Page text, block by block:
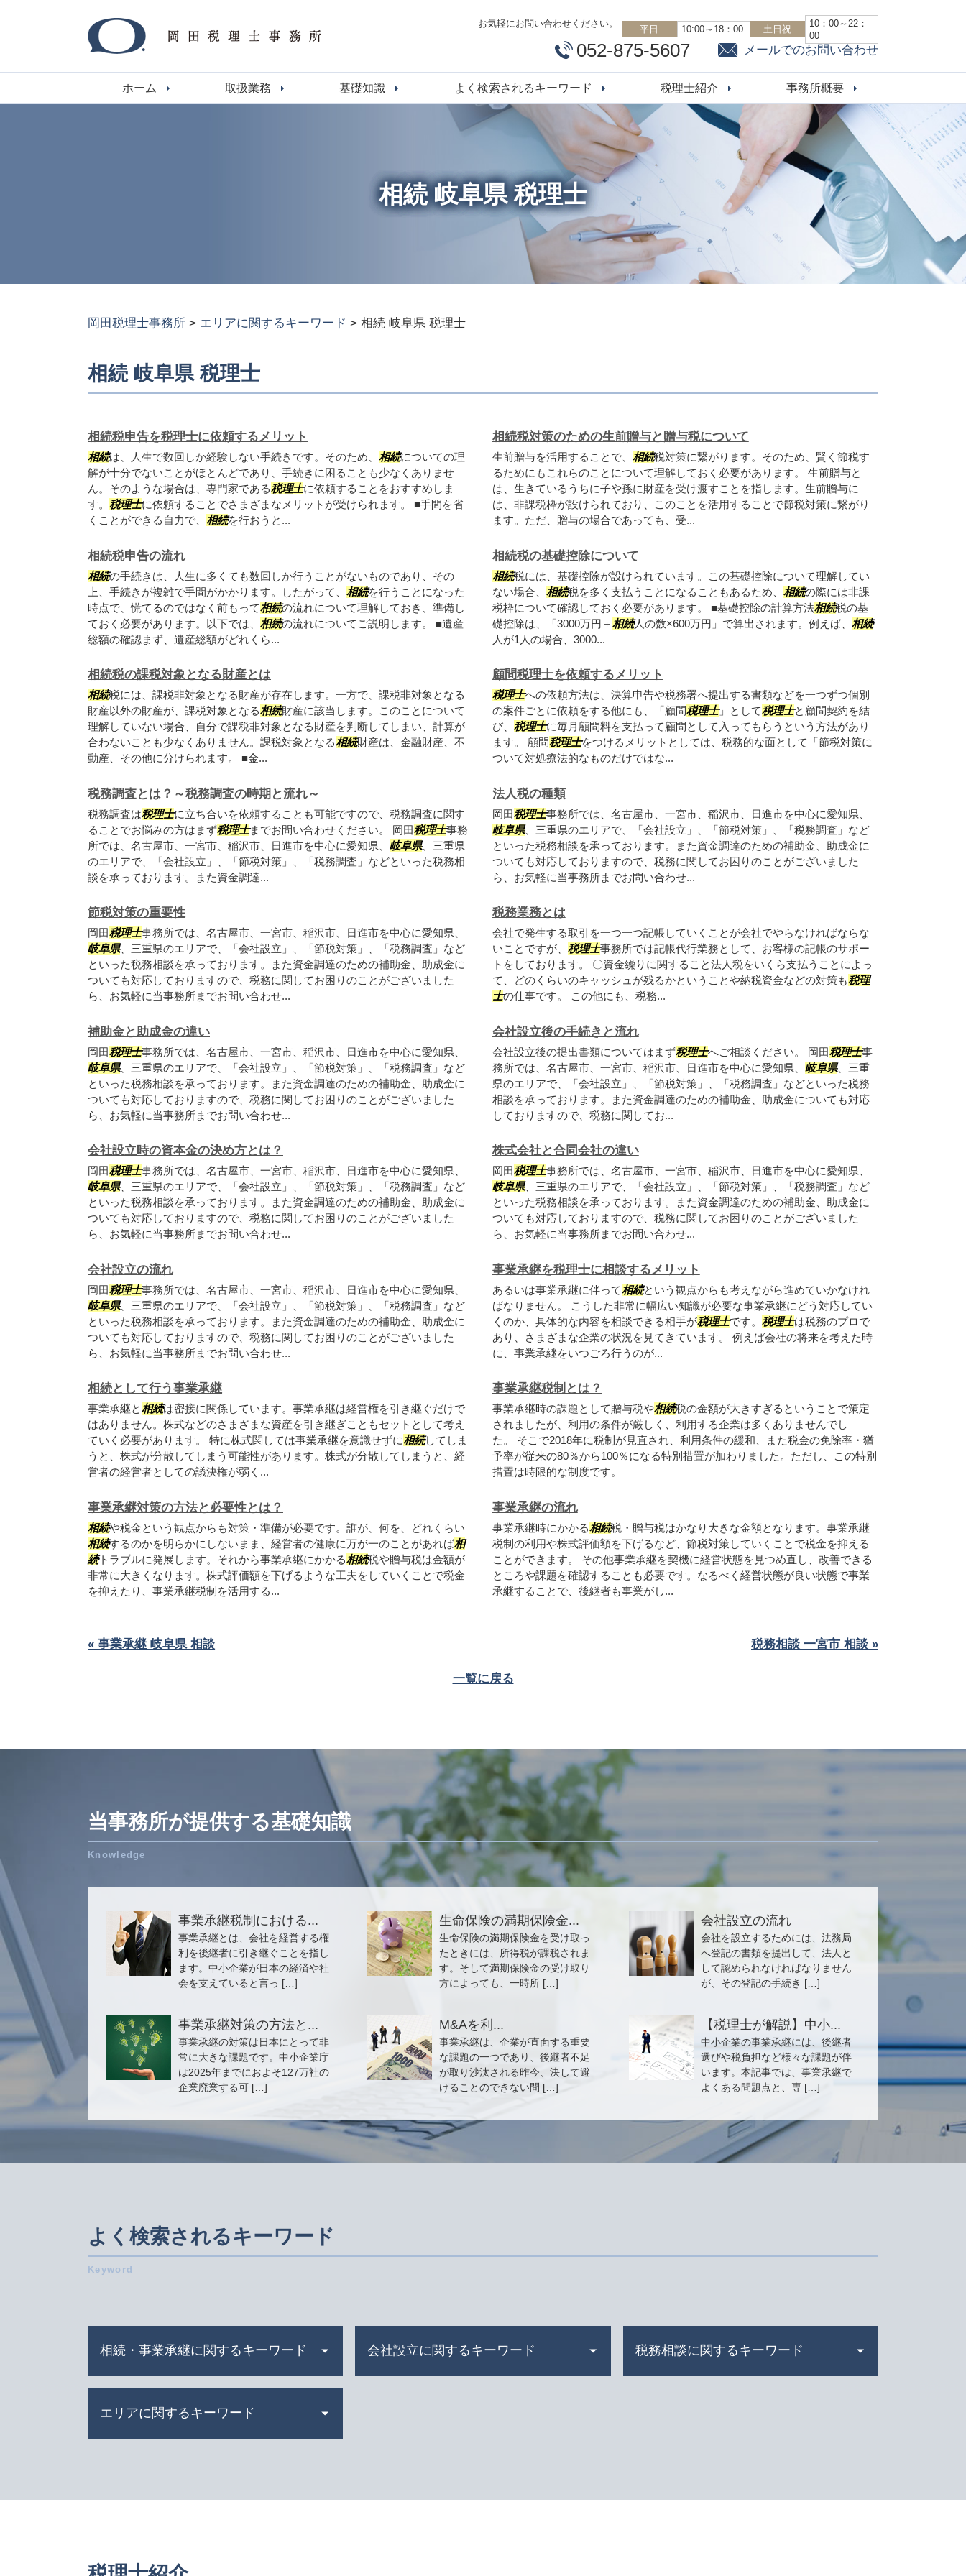
相続 岐阜県 税理士
お気軽にお問い合わせください。
平日 10:00～18：00 土日祝
10：00～22：
00
052-875-5607 メールでのお問い合わせ
ホーム 取扱業務 基礎知識 よく検索されるキーワード 税理士紹介 事務所概要
岡田税理士事務所 > エリアに関するキーワード > 相続 岐阜県 税理士
相続 岐阜県 税理士
相続税申告を税理士に依頼するメリット
相続は、人生で数回しか経験しない手続きです。そのため、 相続についての理
解が十分でないことがほとんどであり、手続きに困ることも少なくありませ
ん。そのような場合は、専門家である税理士に依頼することをおすすめしま
す。 税理士に依頼することでさまざまなメリットが受けられます。 ■手間を省
くことができる自力で、 相続を行おうと...
相続税対策のための生前贈与と贈与税について
生前贈与を活用することで、 相続税対策に繋がります。そのため、賢く節税す
るためにもこれらのことについて理解しておく必要があります。 生前贈与と
は、生きているうちに子や孫に財産を受け渡すことを指します。生前贈与に
は、非課税枠が設けられており、このことを活用することで節税対策に繋がり
ます。ただ、贈与の場合であっても、受...
相続税申告の流れ
相続の手続きは、人生に多くても数回しか行うことがないものであり、その
上、手続きが複雑で手間がかかります。したがって、 相続を行うことになった
時点で、慌てるのではなく前もって相続の流れについて理解しておき、準備し
ておく必要があります。以下では、 相続の流れについてご説明します。 ■遺産
総額の確認まず、遺産総額がどれくら...
相続税の基礎控除について
相続税には、基礎控除が設けられています。この基礎控除について理解してい
ない場合、 相続税を多く支払うことになることもあるため、 相続の際には非課
税枠について確認しておく必要があります。 ■基礎控除の計算方法相続税の基
礎控除は、「3000万円＋相続人の数×600万円」で算出されます。例えば、 相続
人が1人の場合、3000...
相続税の課税対象となる財産とは
相続税には、課税非対象となる財産が存在します。一方で、課税非対象となる
財産以外の財産が、課税対象となる相続財産に該当します。このことについて
理解していない場合、自分で課税非対象となる財産を判断してしまい、計算が
合わないことも少なくありません。課税対象となる相続財産は、金融財産、不
動産、その他に分けられます。 ■金...
顧問税理士を依頼するメリット
税理士への依頼方法は、決算申告や税務署へ提出する書類などを一つずつ個別
の案件ごとに依頼をする他にも、「顧問税理士」として税理士と顧問契約を結
び、 税理士に毎月顧問料を支払って顧問として入ってもらうという方法があり
ます。 顧問税理士をつけるメリットとしては、税務的な面として「節税対策に
ついて対処療法的なものだけではな...
税務調査とは？～税務調査の時期と流れ～
税務調査は税理士に立ち合いを依頼することも可能ですので、税務調査に関す
ることでお悩みの方はまず税理士までお問い合わせください。 岡田税理士事務
所では、名古屋市、一宮市、稲沢市、日進市を中心に愛知県、 岐阜県、三重県
のエリアで、「会社設立」、「節税対策」、「税務調査」などといった税務相
談を承っております。また資金調達...
法人税の種類
岡田税理士事務所では、名古屋市、一宮市、稲沢市、日進市を中心に愛知県、
岐阜県、三重県のエリアで、「会社設立」、「節税対策」、「税務調査」など
といった税務相談を承っております。また資金調達のための補助金、助成金に
ついても対応しておりますので、税務に関してお困りのことがございました
ら、お気軽に当事務所までお問い合わせ...
節税対策の重要性
岡田税理士事務所では、名古屋市、一宮市、稲沢市、日進市を中心に愛知県、
岐阜県、三重県のエリアで、「会社設立」、「節税対策」、「税務調査」など
といった税務相談を承っております。また資金調達のための補助金、助成金に
ついても対応しておりますので、税務に関してお困りのことがございました
ら、お気軽に当事務所までお問い合わせ...
税務業務とは
会社で発生する取引を一つ一つ記帳していくことが会社でやらなければならな
いことですが、 税理士事務所では記帳代行業務として、お客様の記帳のサポー
トをしております。 〇資金繰りに関すること法人税をいくら支払うことによっ
て、どのくらいのキャッシュが残るかということや納税資金などの対策も税理
士の仕事です。 この他にも、税務...
補助金と助成金の違い
岡田税理士事務所では、名古屋市、一宮市、稲沢市、日進市を中心に愛知県、
岐阜県、三重県のエリアで、「会社設立」、「節税対策」、「税務調査」など
といった税務相談を承っております。また資金調達のための補助金、助成金に
ついても対応しておりますので、税務に関してお困りのことがございました
ら、お気軽に当事務所までお問い合わせ...
会社設立後の手続きと流れ
会社設立後の提出書類についてはまず税理士へご相談ください。 岡田税理士事
務所では、名古屋市、一宮市、稲沢市、日進市を中心に愛知県、 岐阜県、三重
県のエリアで、「会社設立」、「節税対策」、「税務調査」などといった税務
相談を承っております。また資金調達のための補助金、助成金についても対応
しておりますので、税務に関してお...
会社設立時の資本金の決め方とは？
岡田税理士事務所では、名古屋市、一宮市、稲沢市、日進市を中心に愛知県、
岐阜県、三重県のエリアで、「会社設立」、「節税対策」、「税務調査」など
といった税務相談を承っております。また資金調達のための補助金、助成金に
ついても対応しておりますので、税務に関してお困りのことがございました
ら、お気軽に当事務所までお問い合わせ...
株式会社と合同会社の違い
岡田税理士事務所では、名古屋市、一宮市、稲沢市、日進市を中心に愛知県、
岐阜県、三重県のエリアで、「会社設立」、「節税対策」、「税務調査」など
といった税務相談を承っております。また資金調達のための補助金、助成金に
ついても対応しておりますので、税務に関してお困りのことがございました
ら、お気軽に当事務所までお問い合わせ...
会社設立の流れ
岡田税理士事務所では、名古屋市、一宮市、稲沢市、日進市を中心に愛知県、
岐阜県、三重県のエリアで、「会社設立」、「節税対策」、「税務調査」など
といった税務相談を承っております。また資金調達のための補助金、助成金に
ついても対応しておりますので、税務に関してお困りのことがございました
ら、お気軽に当事務所までお問い合わせ...
事業承継を税理士に相談するメリット
あるいは事業承継に伴って相続という観点からも考えながら進めていかなけれ
ばなりません。 こうした非常に幅広い知識が必要な事業承継にどう対応してい
くのか、具体的な内容を相談できる相手が税理士です。 税理士は税務のプロで
あり、さまざまな企業の状況を見てきています。 例えば会社の将来を考えた時
に、事業承継をいつごろ行うのが...
相続として行う事業承継
事業承継と相続は密接に関係しています。事業承継は経営権を引き継ぐだけで
はありません。株式などのさまざまな資産を引き継ぎこともセットとして考え
ていく必要があります。 特に株式関しては事業承継を意識せずに相続してしま
うと、株式が分散してしまう可能性があります。株式が分散してしまうと、経
営者の経営者としての議決権が弱く...
事業承継税制とは？
事業承継時の課題として贈与税や相続税の金額が大きすぎるということで策定
されましたが、利用の条件が厳しく、利用する企業は多くありませんでし
た。 そこで2018年に税制が見直され、利用条件の緩和、また税金の免除率・猶
予率が従来の80％から100％になる特別措置が加わりました。ただし、この特別
措置は時限的な制度です。
事業承継対策の方法と必要性とは？
相続や税金という観点からも対策・準備が必要です。誰が、何を、どれくらい
相続するのかを明らかにしないまま、経営者の健康に万が一のことがあれば相
続トラブルに発展します。それから事業承継にかかる相続税や贈与税は金額が
非常に大きくなります。株式評価額を下げるような工夫をしていくことで税金
を抑えたり、事業承継税制を活用する...
事業承継の流れ
事業承継時にかかる相続税・贈与税はかなり大きな金額となります。事業承継
税制の利用や株式評価額を下げるなど、節税対策していくことで税金を抑える
ことができます。 その他事業承継を契機に経営状態を見つめ直し、改善できる
ところや課題を確認することも必要です。なるべく経営状態が良い状態で事業
承継することで、後継者も事業がし...
« 事業承継 岐阜県 相談 税務相談 一宮市 相談 »
一覧に戻る
当事務所が提供する基礎知識
事業承継税制における...
事業承継とは、会社を経営する権
利を後継者に引き継ぐことを指し
ます。中小企業が日本の経済や社
会を支えていると言っ […]
生命保険の満期保険金...
生命保険の満期保険金を受け取っ
たときには、所得税が課税されま
す。そして満期保険金の受け取り
方によっても、一時所 […]
会社設立の流れ
会社を設立するためには、法務局
へ登記の書類を提出して、法人と
して認められなければなりません
が、その登記の手続き […]
事業承継対策の方法と...
事業承継の対策は日本にとって非
常に大きな課題です。中小企業庁
は2025年までにおよそ127万社の
企業廃業する可 […]
M&Aを利...
事業承継は、企業が直面する重要
な課題の一つであり、後継者不足
が取り沙汰される昨今、決して避
けることのできない問 […]
【税理士が解説】中小...
中小企業の事業承継には、後継者
選びや税負担など様々な課題が伴
います。本記事では、事業承継で
よくある問題点と、専 […]
よく検索されるキーワード
相続・事業承継に関するキーワード
相続税 いくらから
会社設立に関するキーワード 税務相談に関するキーワード
エリアに関するキーワード
税務相談 一宮市 税理士